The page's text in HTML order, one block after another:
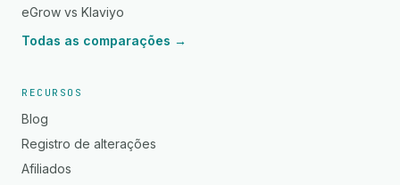
eGrow vs Klaviyo
Todas as comparações →
RECURSOS
Blog
Registro de alterações
Afiliados